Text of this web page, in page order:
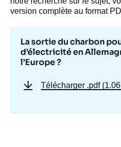
version complète au format
La sortie du charbon
d’électricité en
l’Europe ?
Télécharger .pdf